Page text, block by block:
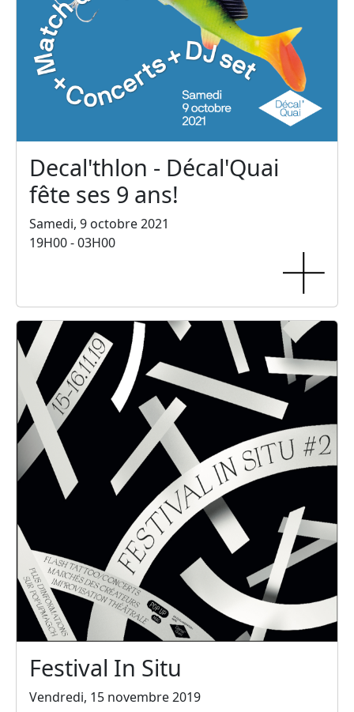
Decal'thlon - Décal'Quai
fête ses 9 ans!
Samedi, 9 octobre 2021
19H00 - 03H00
Festival In Situ
Vendredi, 15 novembre 2019